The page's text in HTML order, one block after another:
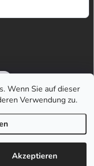
Wenn Sie auf dieser
Verwendung zu.
Akzeptieren
Rechte vorbehalten.